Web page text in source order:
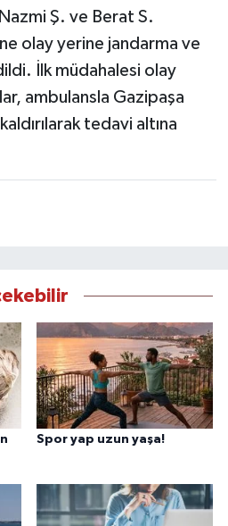
Ş. ve Berat S.
olay yerine jandarma ve
İlk müdahalesi olay
ambulansla Gazipaşa
tedavi altına
Spor yap uzun yaşa!